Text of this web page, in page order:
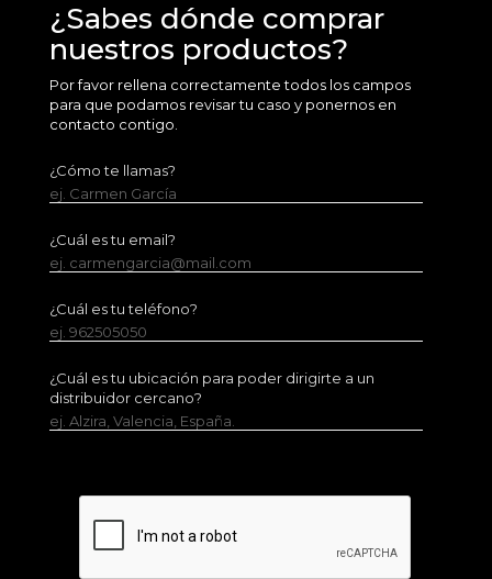
¿Sabes dónde comprar
nuestros productos?
Por favor rellena correctamente todos los campos
para que podamos revisar tu caso y ponernos en
contacto contigo.
¿Cómo te llamas?
ej. Carmen García
¿Cuál es tu email?
ej. carmengarcia@mail.com
¿Cuál es tu teléfono?
ej. 962505050
¿Cuál es tu ubicación para poder dirigirte a un
distribuidor cercano?
ej. Alzira, Valencia, España.